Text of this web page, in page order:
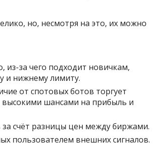
но, несмотря на это, их можно
из-за чего подходит новичкам,
и нижнему лимиту.
от спотовых ботов торгует
высокими шансами на прибыль и
счёт разницы цен между биржами.
пользователем внешних сигналов.